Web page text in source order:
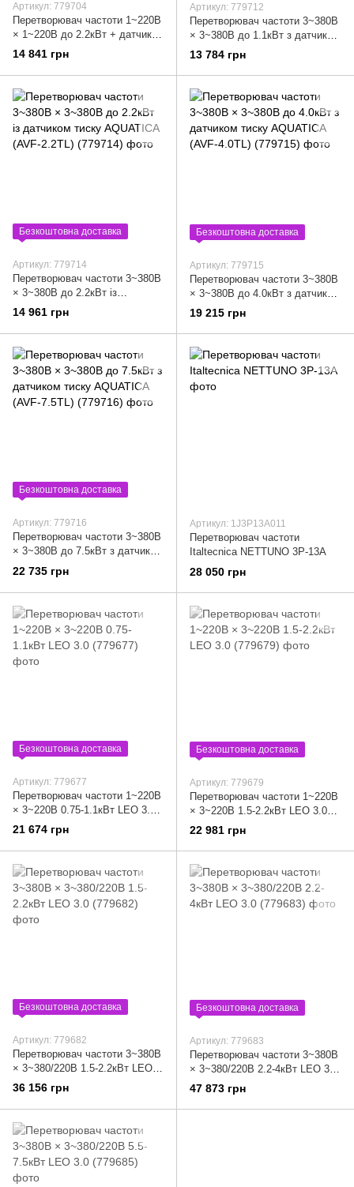
Артикул: 779704
Перетворювач частоти 1~220В
× 1~220В до 2.2кВт + датчик
давления AQUATICA (AVF-
2.2M) (779704)
14 841 грн
Артикул: 779712
Перетворювач частоти 3~380В
× 3~380В до 1.1кВт з датчиком
тиску AQUATICA (AVF-1.1ТL)
13 784 грн
Безкоштовна доставка
Артикул: 779714
Перетворювач частоти 3~380В
× 3~380В до 2.2кВт із
датчиком тиску AQUATICA
(AVF-2.2ТL) (779714)
14 961 грн
Безкоштовна доставка
Артикул: 779715
Перетворювач частоти 3~380В
× 3~380В до 4.0кВт з датчиком
тиску AQUATICA (AVF-4.0ТL)
19 215 грн
Безкоштовна доставка
Артикул: 779716
Перетворювач частоти 3~380В
× 3~380В до 7.5кВт з датчиком
тиску AQUATICA (AVF-7.5ТL)
22 735 грн
Артикул: 1J3P13A011
Перетворювач частоти
Italtecnica NETTUNO 3P-13A
28 050 грн
Безкоштовна доставка
Артикул: 779677
Перетворювач частоти 1~220В
× 3~220В 0.75-1.1кВт LEO 3.0
(779677)
21 674 грн
Безкоштовна доставка
Артикул: 779679
Перетворювач частоти 1~220В
× 3~220В 1.5-2.2кВт LEO 3.0
(779679)
22 981 грн
Безкоштовна доставка
Артикул: 779682
Перетворювач частоти 3~380В
× 3~380/220В 1.5-2.2кВт LEO
3.0 (779682)
36 156 грн
Безкоштовна доставка
Артикул: 779683
Перетворювач частоти 3~380В
× 3~380/220В 2.2-4кВт LEO 3.0
(779683)
47 873 грн